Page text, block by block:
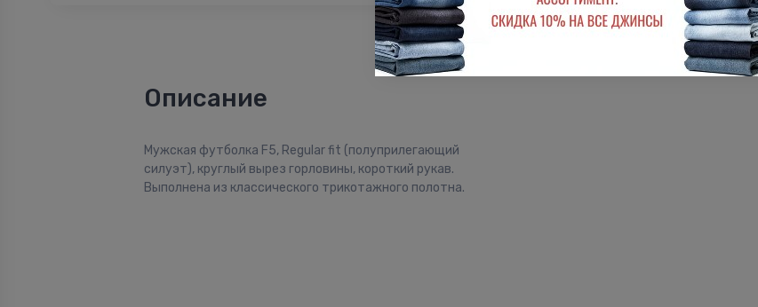
Описание
Мужская футболка F5, Regular fit (полуприлегающий
силуэт), круглый вырез горловины, короткий рукав.
Выполнена из классического трикотажного полотна.